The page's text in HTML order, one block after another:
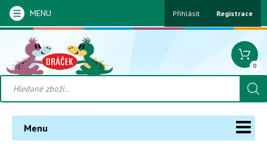
MENU Přihlásit Registrace
0
Menu